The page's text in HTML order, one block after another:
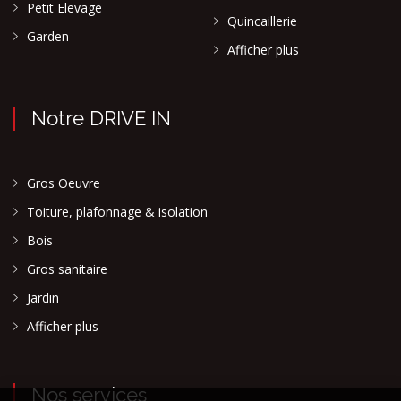
Petit Elevage
Garden
Quincaillerie
Afficher plus
Notre DRIVE IN
Gros Oeuvre
Toiture, plafonnage & isolation
Bois
Gros sanitaire
Jardin
Afficher plus
Nos services